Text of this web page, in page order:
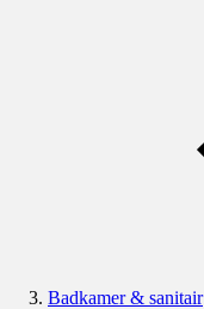
Badkamer & sanitair